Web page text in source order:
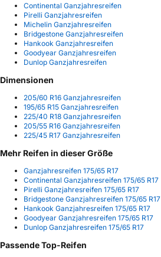
Continental Ganzjahresreifen
Pirelli Ganzjahresreifen
Michelin Ganzjahresreifen
Bridgestone Ganzjahresreifen
Hankook Ganzjahresreifen
Goodyear Ganzjahresreifen
Dunlop Ganzjahresreifen
Dimensionen
205/60 R16 Ganzjahresreifen
195/65 R15 Ganzjahresreifen
225/40 R18 Ganzjahresreifen
205/55 R16 Ganzjahresreifen
225/45 R17 Ganzjahresreifen
Mehr Reifen in dieser Größe
Ganzjahresreifen 175/65 R17
Continental Ganzjahresreifen 175/65 R17
Pirelli Ganzjahresreifen 175/65 R17
Bridgestone Ganzjahresreifen 175/65 R17
Hankook Ganzjahresreifen 175/65 R17
Goodyear Ganzjahresreifen 175/65 R17
Dunlop Ganzjahresreifen 175/65 R17
Passende Top-Reifen